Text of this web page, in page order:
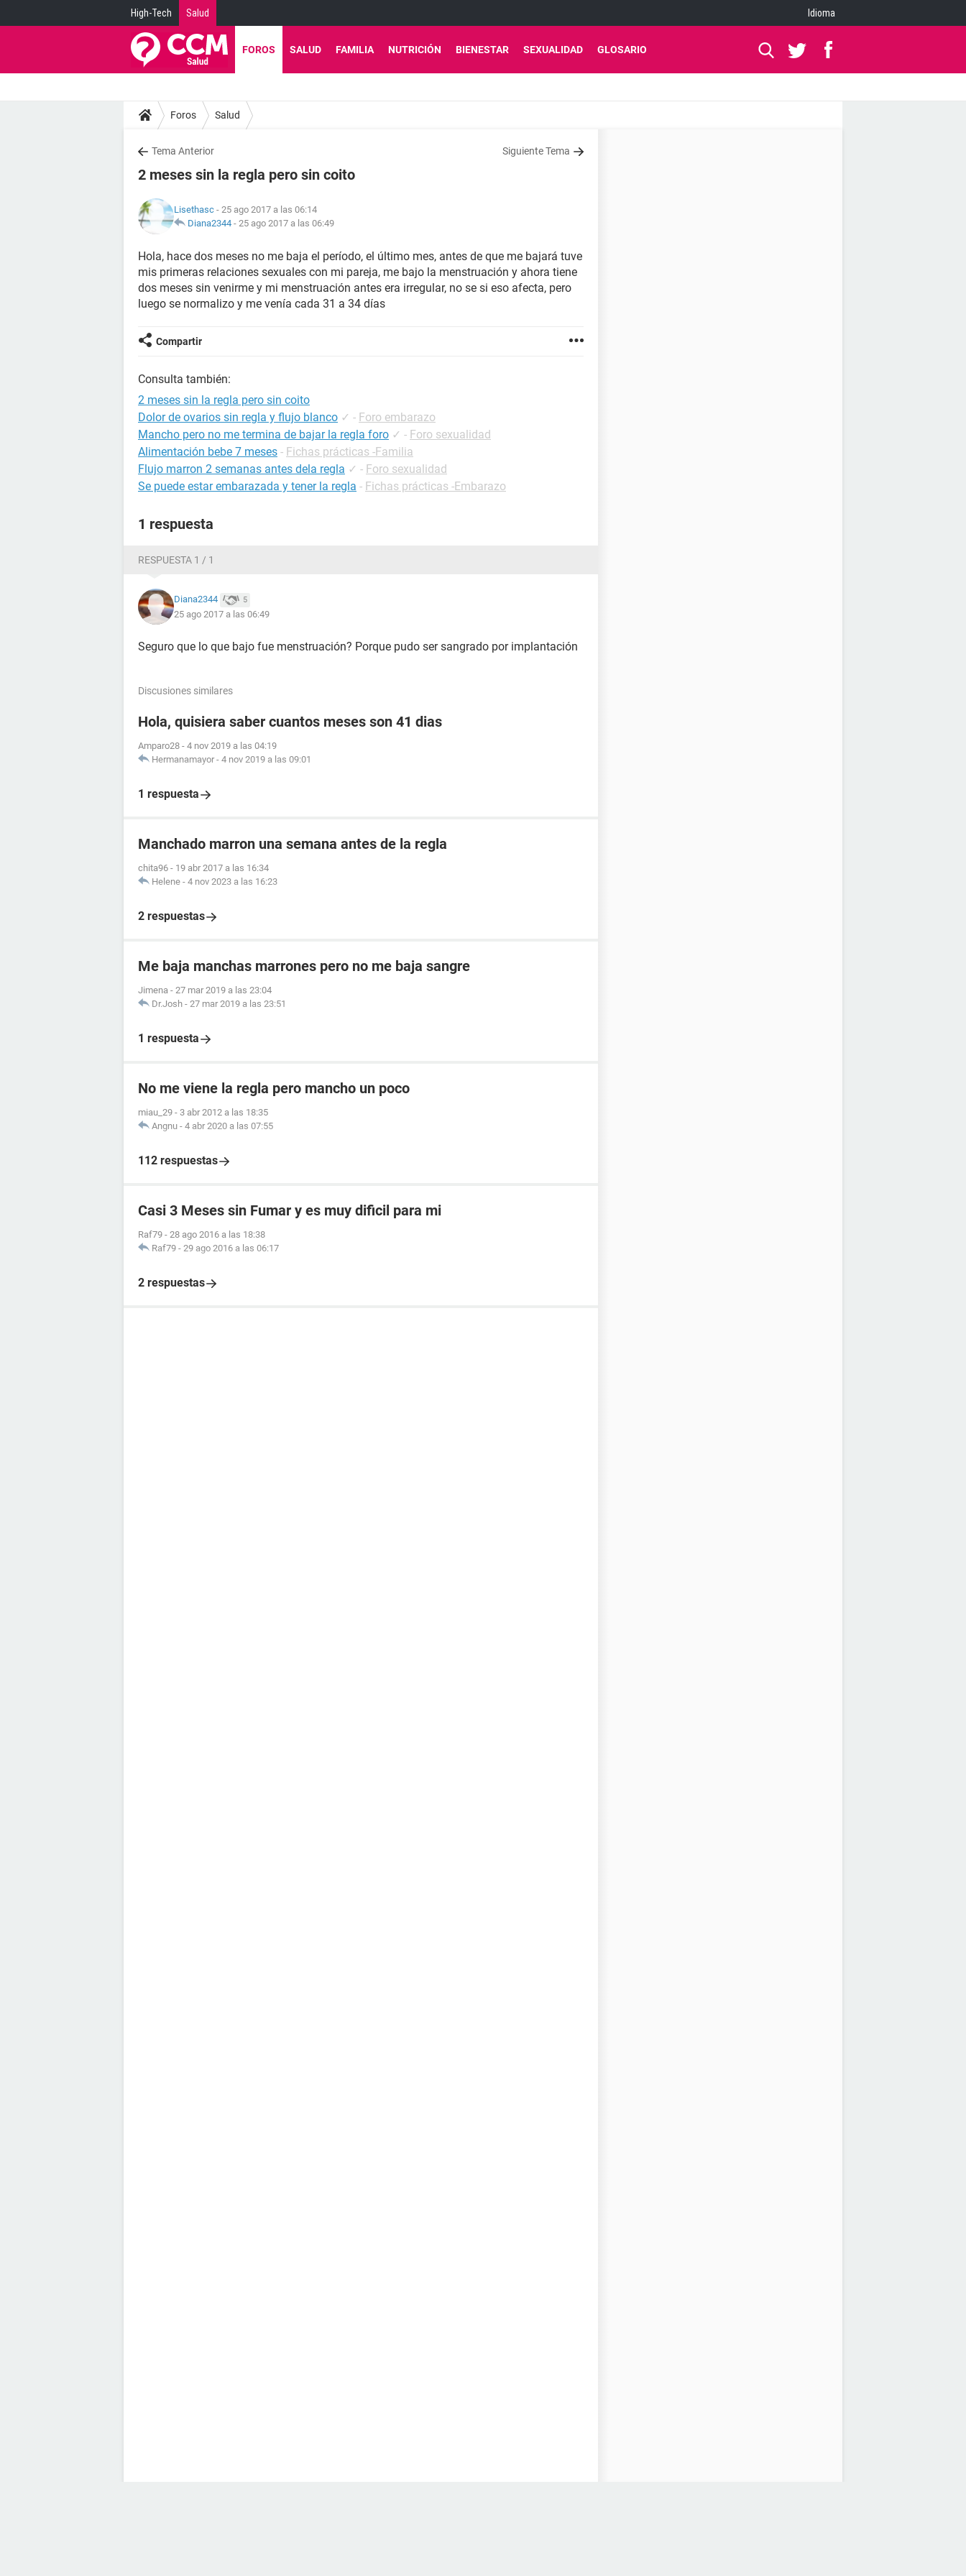
High-Tech Salud Idioma
FOROS SALUD FAMILIA NUTRICIÓN BIENESTAR SEXUALIDAD GLOSARIO
Foros Salud
Tema Anterior Siguiente Tema
2 meses sin la regla pero sin coito
Lisethasc - 25 ago 2017 a las 06:14
Diana2344 - 25 ago 2017 a las 06:49
Hola, hace dos meses no me baja el período, el último mes, antes de que me bajará tuve
mis primeras relaciones sexuales con mi pareja, me bajo la menstruación y ahora tiene
dos meses sin venirme y mi menstruación antes era irregular, no se si eso afecta, pero
luego se normalizo y me venía cada 31 a 34 días
Compartir
Consulta también:
2 meses sin la regla pero sin coito
Dolor de ovarios sin regla y flujo blanco ✓ - Foro embarazo
Mancho pero no me termina de bajar la regla foro ✓ - Foro sexualidad
Alimentación bebe 7 meses - Fichas prácticas -Familia
Flujo marron 2 semanas antes dela regla ✓ - Foro sexualidad
Se puede estar embarazada y tener la regla - Fichas prácticas -Embarazo
1 respuesta
RESPUESTA 1 / 1
Diana2344 5
25 ago 2017 a las 06:49
Seguro que lo que bajo fue menstruación? Porque pudo ser sangrado por implantación
Discusiones similares
Hola, quisiera saber cuantos meses son 41 dias
Amparo28 - 4 nov 2019 a las 04:19
Hermanamayor - 4 nov 2019 a las 09:01
1 respuesta
Manchado marron una semana antes de la regla
chita96 - 19 abr 2017 a las 16:34
Helene - 4 nov 2023 a las 16:23
2 respuestas
Me baja manchas marrones pero no me baja sangre
Jimena - 27 mar 2019 a las 23:04
Dr.Josh - 27 mar 2019 a las 23:51
1 respuesta
No me viene la regla pero mancho un poco
miau_29 - 3 abr 2012 a las 18:35
Angnu - 4 abr 2020 a las 07:55
112 respuestas
Casi 3 Meses sin Fumar y es muy dificil para mi
Raf79 - 28 ago 2016 a las 18:38
Raf79 - 29 ago 2016 a las 06:17
2 respuestas